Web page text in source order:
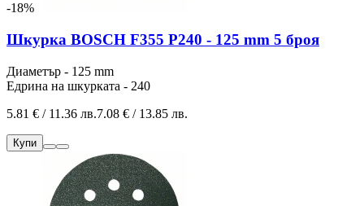
-18%
Шкурка BOSCH F355 P240 - 125 mm 5 броя
Диаметър - 125 mm
Едрина на шкурката - 240
5.81 € / 11.36 лв.7.08 € / 13.85 лв.
Купи